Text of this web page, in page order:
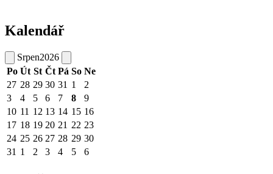
Kalendář
Srpen2026
Po Út St Čt Pá So Ne
27 28 29 30 31 1
2
3
4 5 6 7 8
9
10 11 12 13 14 15 16
17 18 19 20 21 22 23
24 25 26 27 28 29 30
31 1 2 3 4 5 6